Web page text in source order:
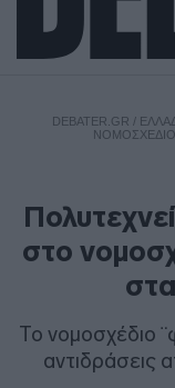
DEBATER.GR /
ΝΟΜΟΣΧΈΔΙΟ
στο
Το νομοσχέδιο
αντιδράσεις